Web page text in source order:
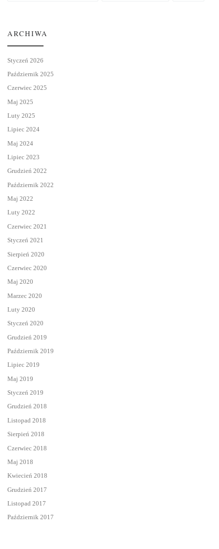
ARCHIWA
Styczeń 2026
Październik 2025
Czerwiec 2025
Maj 2025
Luty 2025
Lipiec 2024
Maj 2024
Lipiec 2023
Grudzień 2022
Październik 2022
Maj 2022
Luty 2022
Czerwiec 2021
Styczeń 2021
Sierpień 2020
Czerwiec 2020
Maj 2020
Marzec 2020
Luty 2020
Styczeń 2020
Grudzień 2019
Październik 2019
Lipiec 2019
Maj 2019
Styczeń 2019
Grudzień 2018
Listopad 2018
Sierpień 2018
Czerwiec 2018
Maj 2018
Kwiecień 2018
Grudzień 2017
Listopad 2017
Październik 2017